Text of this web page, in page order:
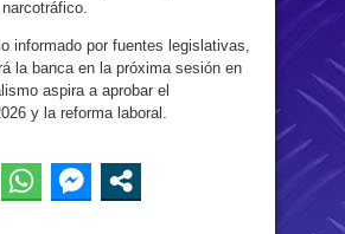
informado por fuentes legislativas,
la banca en la próxima sesión en
aspira a aprobar el
y la reforma laboral.